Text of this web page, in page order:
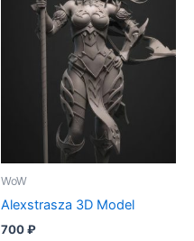
WoW
Alexstrasza 3D Model
700₽